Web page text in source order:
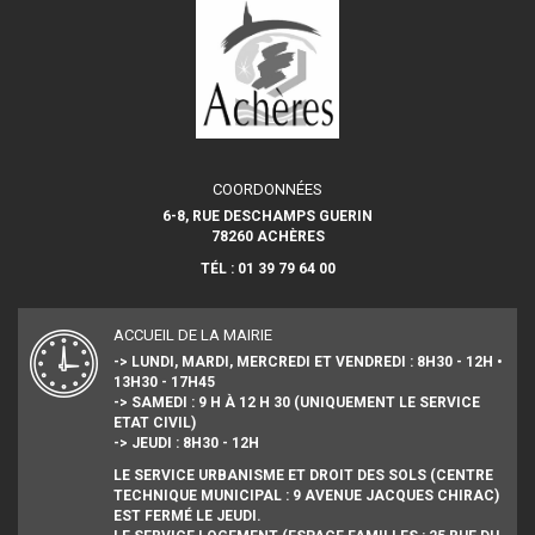
COORDONNÉES
6-8, RUE DESCHAMPS GUERIN
78260 ACHÈRES
TÉL : 01 39 79 64 00
ACCUEIL DE LA MAIRIE
-> LUNDI, MARDI, MERCREDI ET VENDREDI : 8H30 - 12H •
13H30 - 17H45
-> SAMEDI : 9 H À 12 H 30 (UNIQUEMENT LE SERVICE
ETAT CIVIL)
-> JEUDI : 8H30 - 12H
LE SERVICE URBANISME ET DROIT DES SOLS (CENTRE
TECHNIQUE MUNICIPAL : 9 AVENUE JACQUES CHIRAC)
EST FERMÉ LE JEUDI.